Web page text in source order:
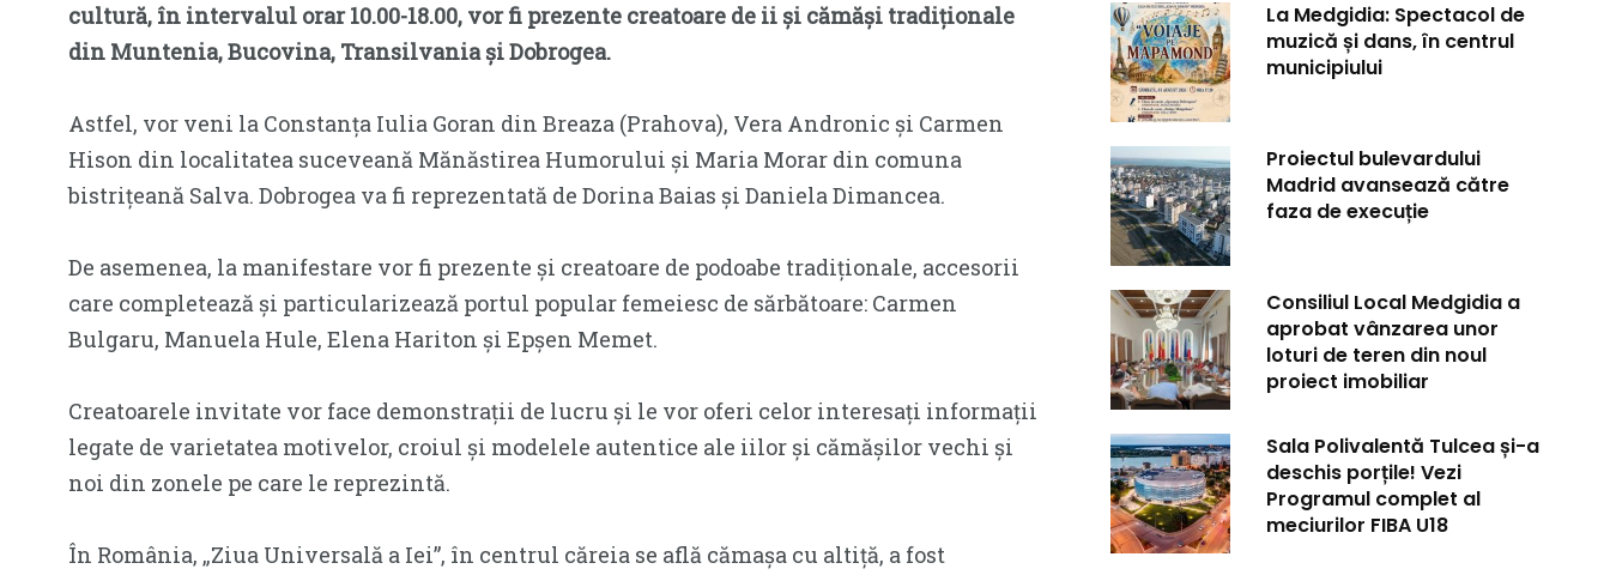
cultură, în intervalul orar 10.00-18.00, vor fi prezente creatoare de ii și cămăși tradiționale
din Muntenia, Bucovina, Transilvania și Dobrogea.
Astfel, vor veni la Constanța Iulia Goran din Breaza (Prahova), Vera Andronic și Carmen
Hison din localitatea suceveană Mănăstirea Humorului și Maria Morar din comuna
bistrițeană Salva. Dobrogea va fi reprezentată de Dorina Baias și Daniela Dimancea.
De asemenea, la manifestare vor fi prezente și creatoare de podoabe tradiționale, accesorii
care completează și particularizează portul popular femeiesc de sărbătoare: Carmen
Bulgaru, Manuela Hule, Elena Hariton și Epșen Memet.
Creatoarele invitate vor face demonstrații de lucru și le vor oferi celor interesați informații
legate de varietatea motivelor, croiul și modelele autentice ale iilor și cămășilor vechi și
noi din zonele pe care le reprezintă.
În România, „Ziua Universală a Iei”, în centrul căreia se află cămașa cu altiță, a fost
La Medgidia: Spectacol de
muzică și dans, în centrul
municipiului
Proiectul bulevardului
Madrid avansează către
faza de execuție
Consiliul Local Medgidia a
aprobat vânzarea unor
loturi de teren din noul
proiect imobiliar
Sala Polivalentă Tulcea și-a
deschis porțile! Vezi
Programul complet al
meciurilor FIBA U18